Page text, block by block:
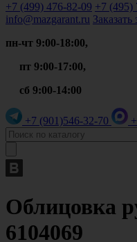
+7 (499) 476-82-09 +7 (495)
info@mazgarant.ru Заказать
пн-чт 9:00-18:00,
пт 9:00-17:00,
сб 9:00-14:00
+7 (901)546-32-70
Облицовка
6104069